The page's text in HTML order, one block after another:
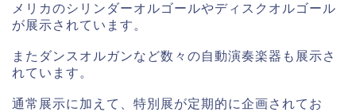
メリカのシリンダーオルゴールやディスクオルゴール
が展示されています。
またダンスオルガンなど数々の自動演奏楽器も展示さ
れています。
通常展示に加えて、特別展が定期的に企画されてお